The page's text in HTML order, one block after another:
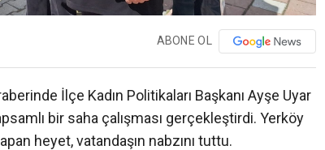
ABONE OL
İlçe Kadın Politikaları Başkanı Ayşe Uyar
bir saha çalışması gerçekleştirdi. Yerköy
heyet, vatandaşın nabzını tuttu.